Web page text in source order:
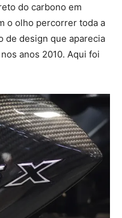
do carbono em
o olho percorrer toda a
de design que aparecia
anos 2010. Aqui foi